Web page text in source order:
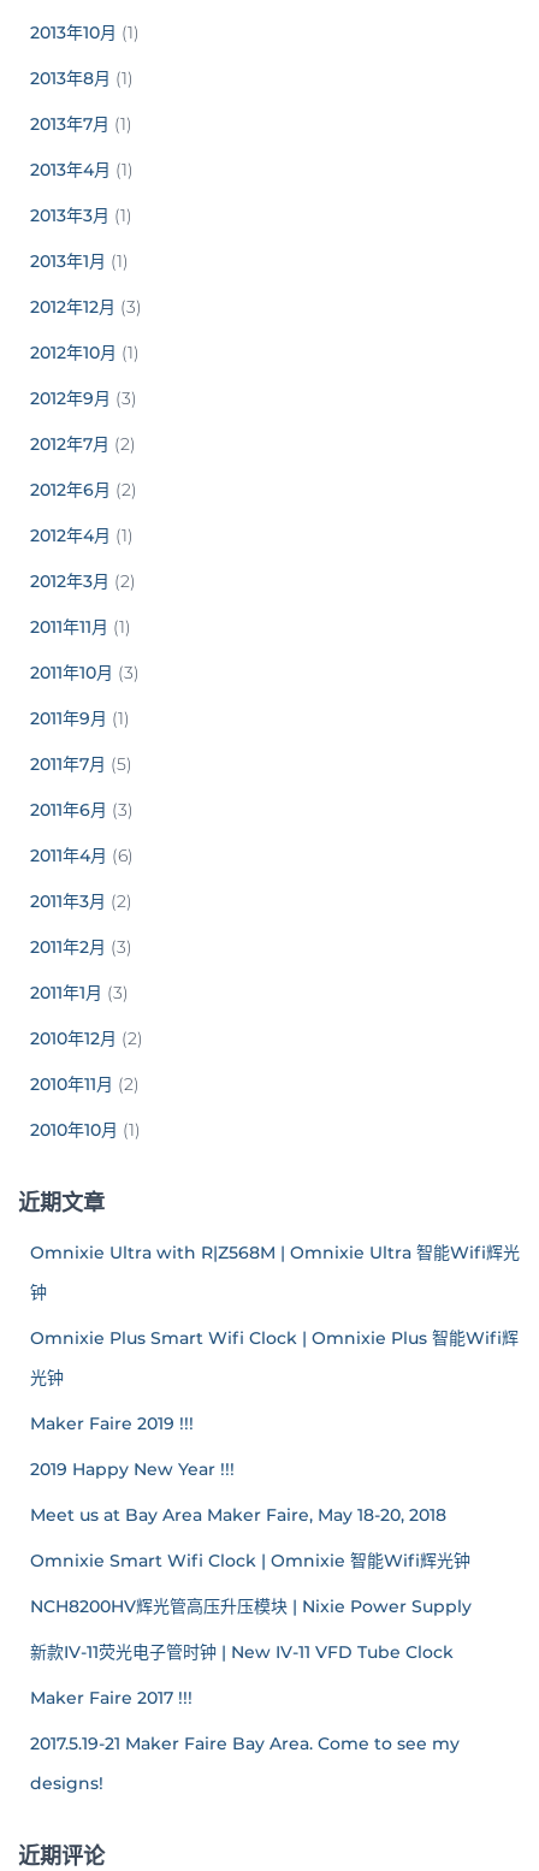
2013年10月 (1)
2013年8月 (1)
2013年7月 (1)
2013年4月 (1)
2013年3月 (1)
2013年1月 (1)
2012年12月 (3)
2012年10月 (1)
2012年9月 (3)
2012年7月 (2)
2012年6月 (2)
2012年4月 (1)
2012年3月 (2)
2011年11月 (1)
2011年10月 (3)
2011年9月 (1)
2011年7月 (5)
2011年6月 (3)
2011年4月 (6)
2011年3月 (2)
2011年2月 (3)
2011年1月 (3)
2010年12月 (2)
2010年11月 (2)
2010年10月 (1)
近期文章
Omnixie Ultra with R|Z568M | Omnixie Ultra 智能Wifi辉光
钟
Omnixie Plus Smart Wifi Clock | Omnixie Plus 智能Wifi辉
光钟
Maker Faire 2019 !!!
2019 Happy New Year !!!
Meet us at Bay Area Maker Faire, May 18-20, 2018
Omnixie Smart Wifi Clock | Omnixie 智能Wifi辉光钟
NCH8200HV辉光管高压升压模块 | Nixie Power Supply
新款IV-11荧光电子管时钟 | New IV-11 VFD Tube Clock
Maker Faire 2017 !!!
2017.5.19-21 Maker Faire Bay Area. Come to see my
designs!
近期评论